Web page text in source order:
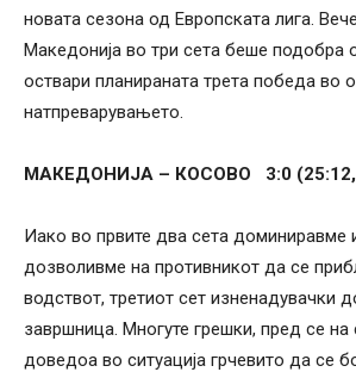
новата сезона од Европската лига.
Македонија во три сета беше подобра
оствари планираната трета победа во
натпреварувањето.
МАКЕДОНИЈА – КОСОВО 3:0 (25:12,
Иако во првите два сета доминиравме
дозволивме на противникот да се
водствот, третиот сет изненадувачки
завршница. Многуте грешки, пред се на
доведоа во ситуација грчевито да се